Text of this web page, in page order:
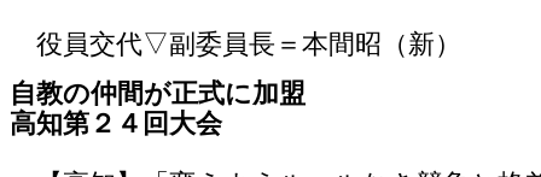
役員交代▽副委員長＝本間昭（新）
自教の仲間が正式に加盟
高知第２４回大会